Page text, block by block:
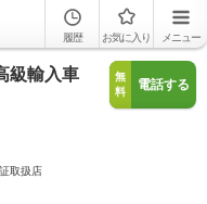
履歴 お気に入り メニュー
級輸入車
無
料
電話する
取扱店